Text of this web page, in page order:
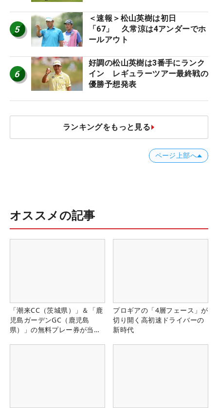
5
＜速報＞松山英樹は初日
「67」 久常涼は4アンダーでホ
ールアウト
6
好調の松山英樹は3番手にランク
イン レギュラーツアー最終戦の
優勝予想発表
ランキングをもっと見る
ページ上部へ
オススメの記事
「潮来CC（茨城県）」＆「鹿
児島ガーデンGC（鹿児島
県）」の無料プレー券が当た
プロギアの「4層フェース」が
切り開く高初速ドライバーの
新時代